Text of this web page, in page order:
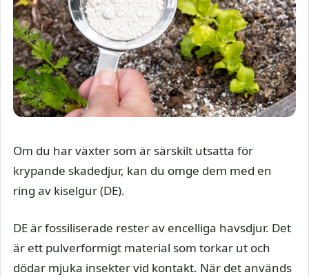
Om du har växter som är särskilt utsatta för
krypande skadedjur, kan du omge dem med en
ring av kiselgur (DE).
DE är fossiliserade rester av encelliga havsdjur. Det
är ett pulverformigt material som torkar ut och
dödar mjuka insekter vid kontakt. När det används